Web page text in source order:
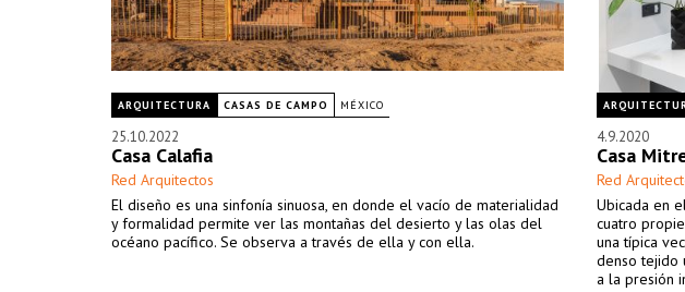
ARQUITECTURA CASAS DE CAMPO MÉXICO
25.10.2022
Casa Calafia
Red Arquitectos
El diseño es una sinfonía sinuosa, en donde el vacío de materialidad
y formalidad permite ver las montañas del desierto y las olas del
océano pacífico. Se observa a través de ella y con ella.
4.9.2020
Casa
Red
Ubicada en
cuatro
una típica
denso tejido
a la presión